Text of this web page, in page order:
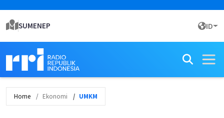
SUMENEP ID
Home Ekonomi UMKM